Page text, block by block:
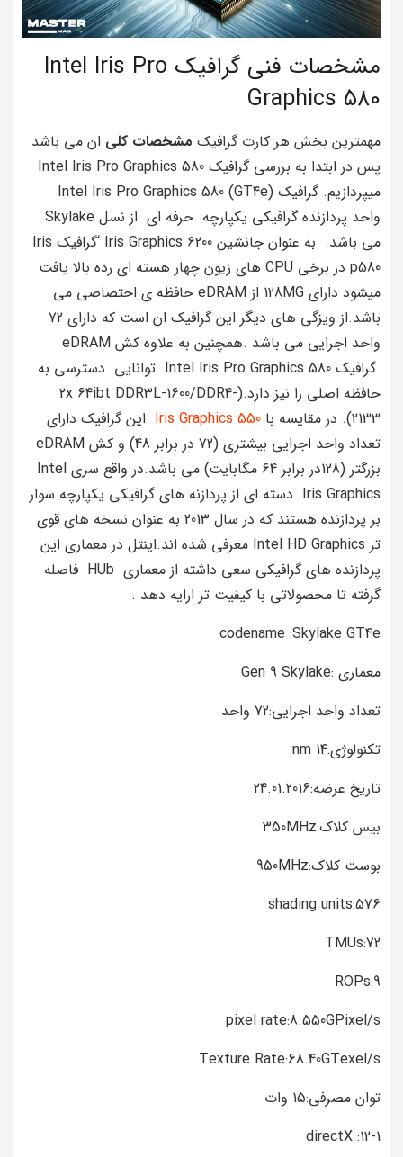
مشخصات فنی گرافیک Intel Iris Pro
Graphics 580
مهمترین بخش هر کارت گرافیک مشخصات کلی ان می باشد
پس در ابتدا به بررسی گرافیک Intel Iris Pro Graphics 580
می باشد. به عنوان جانشین Iris Graphics 6200 ‘گرافیک Iris
p580 در برخی CPU های زیون چهار هسته ای رده بالا یافت
میشود دارای 128MG از eDRAM حافظه ی احتصاصی می
باشد.از ویزگی های دیگر این گرافیک ان است که دارای 72
گرافیک Intel Iris Pro Graphics 580 توانایی دسترسی به
حافظه اصلی را نیز دارد.(2x 64ibt DDR3L-1600/DDR4-
2133). در مقایسه با
Iris Graphics 550 این گرافیک دارای
تعداد واحد اجرایی بیشتری (72 در برابر 48) و کش eDRAM
بزرگتر (128در برابر 64 مگابایت) می باشد.در واقع سری Intel
Iris Graphics دسته ای از پردازنه های گرافیکی یکپارچه سوار
بر پردازنده هستند که در سال 2013 به عنوان نسخه های قوی
تر Intel HD Graphics معرفی شده اند.اینتل در معماری این
پردازنده های گرافیکی سعی داشته از معماری HUb فاصله
گرفته تا محصولاتی با کیفیت تر ارایه دهد .
codename :Skylake GT4e
معماری :Gen 9 Skylake
تعداد واحد اجرایی:72 واحد
تکنولوژی:14 nm
تاریخ عرضه:24.01.2016
بیس کلاک:350MHz
بوست کلاک:950MHz
shading units:576
TMUs:72
ROPs:9
pixel rate:8.550GPixel/s
Texture Rate:68.40GTexel/s
توان مصرفی:15 وات
directX :12-1